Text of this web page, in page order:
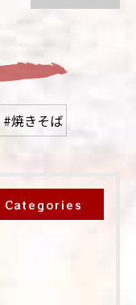
#焼きそば
Categories